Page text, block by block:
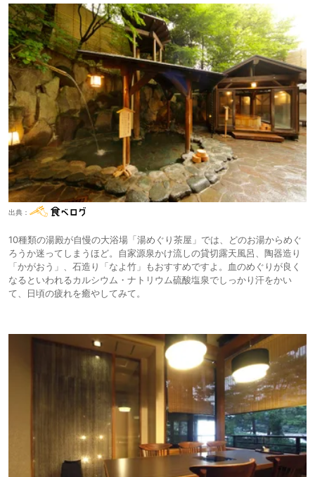
出典：
10種類の湯殿が自慢の大浴場「湯めぐり茶屋」では、どのお湯からめぐ
ろうか迷ってしまうほど。自家源泉かけ流しの貸切露天風呂、陶器造り
「かがおう」、石造り「なよ竹」もおすすめですよ。血のめぐりが良く
なるといわれるカルシウム・ナトリウム硫酸塩泉でしっかり汗をかい
て、日頃の疲れを癒やしてみて。